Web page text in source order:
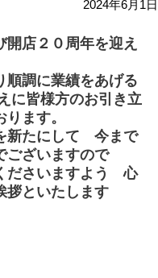
2024年6月1日
店２０周年を迎え
順調に業績をあげる
に皆様方のお引き立
ます。
新たにして 今まで
ございますので
さいますよう 心
拶といたします